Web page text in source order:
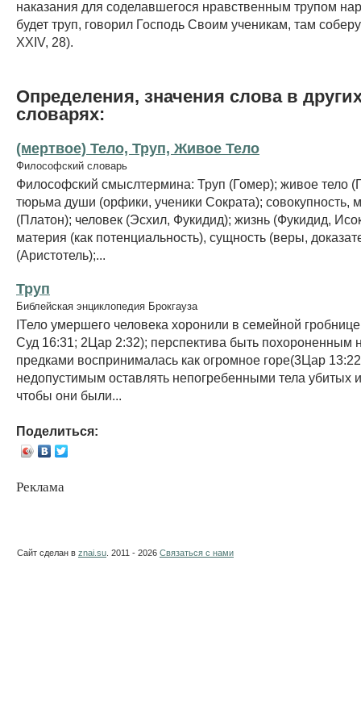
наказания для соделавшегося нравственным трупом
будет труп, говорил Господь Своим ученикам, там
XXIV, 28).
Определения, значения слова в
словарях:
(мертвое) Тело, Труп, Живое Тело
Философский словарь
Философский смыслтермина: Труп (Гомер); живое тело
тюрьма души (орфики, ученики Сократа); совокупность,
(Платон); человек (Эсхил, Фукидид); жизнь (Фукидид,
материя (как потенциальность), сущность (веры,
(Аристотель);...
Труп
Библейская энциклопедия Брокгауза
IТело умершего человека хоронили в семейной
Суд 16:31; 2Цар 2:32); перспектива быть похороненным
предками воспринималась как огромное горе(3Цар
недопустимым оставлять непогребенными тела убитых
чтобы они были...
Поделиться:
Реклама
Сайт сделан в znai.su . 2011 - 2026 Связаться с нами